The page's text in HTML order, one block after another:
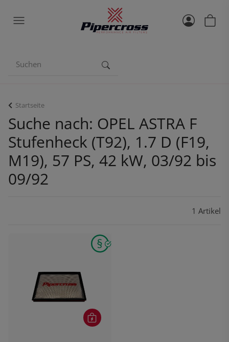
Startseite
Suche nach: OPEL ASTRA F
Stufenheck (T92), 1.7 D (F19,
M19), 57 PS, 42 kW, 03/92 bis
09/92
1 Artikel